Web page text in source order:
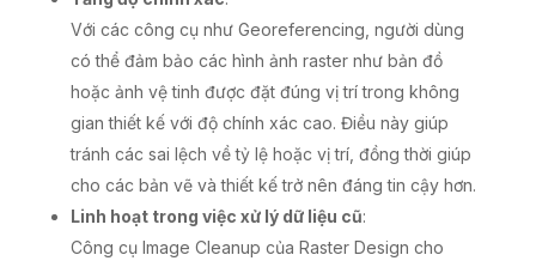
Với các công cụ như Georeferencing, người dùng
có thể đảm bảo các hình ảnh raster như bản đồ
hoặc ảnh vệ tinh được đặt đúng vị trí trong không
gian thiết kế với độ chính xác cao. Điều này giúp
tránh các sai lệch về tỷ lệ hoặc vị trí, đồng thời giúp
cho các bản vẽ và thiết kế trở nên đáng tin cậy hơn.
Linh hoạt trong việc xử lý dữ liệu cũ:
Công cụ Image Cleanup của Raster Design cho